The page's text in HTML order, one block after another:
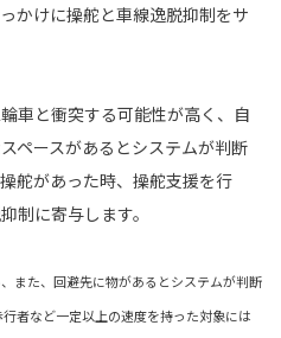
かけに操舵と車線逸脱抑制をサ
車と衝突する可能性が高く、自
ペースがあるとシステムが判断
舵があった時、操舵支援を行
制に寄与します。
また、回避先に物があるとシステムが判断
者など一定以上の速度を持った対象には